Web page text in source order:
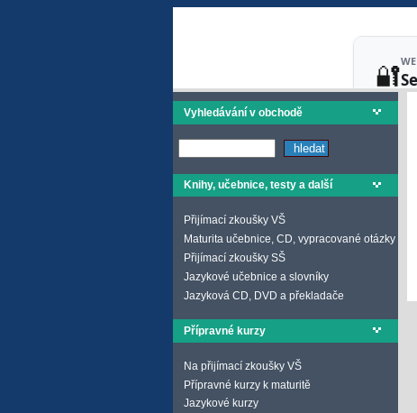
Vyhledávání v obchodě
Knihy, učebnice, testy a další
Přijímací zkoušky VŠ
Maturita učebnice, CD, vypracované otázky
Přijímací zkoušky SŠ
Jazykové učebnice a slovníky
Jazyková CD, DVD a překladače
Přípravné kurzy
Na přijímací zkoušky VŠ
Přípravné kurzy k maturitě
Jazykové kurzy